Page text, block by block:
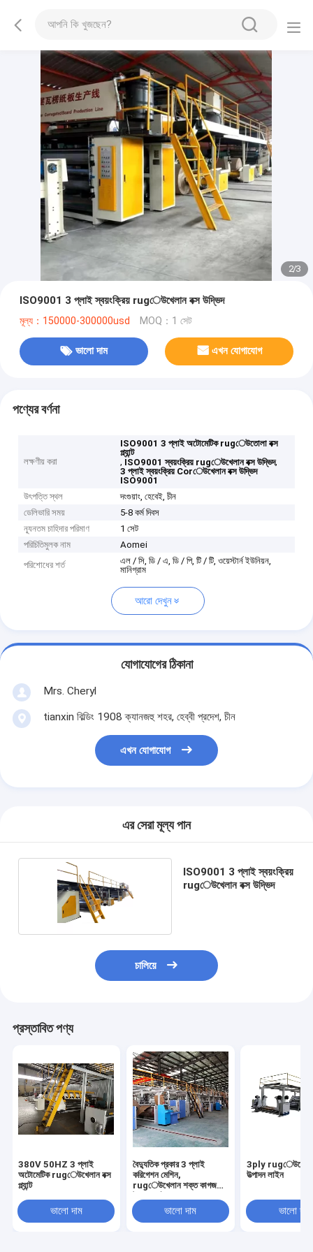
2/3
ISO9001 3 প্লাই স্বয়ংক্রিয় rugেউখেলান বক্স উদ্ভিদ
মূল্য：150000-300000usd MOQ：1 সেট
ভালো দাম এখন যোগাযোগ
পণ্যের বর্ণনা
লক্ষণীয় করা
ISO9001 3 প্লাই অটোমেটিক rugেউতোলা বক্স
প্ল্যান্ট
, ISO9001 স্বয়ংক্রিয় rugেউখেলান বক্স উদ্ভিদ,
3 প্লাই স্বয়ংক্রিয় Corেউখেলান বক্স উদ্ভিদ
ISO9001
উৎপত্তি স্থল
দংগুয়াং, হেবেই, চীন
ডেলিভারি সময়
5-8 কর্ম দিবস
ন্যূনতম চাহিদার পরিমাণ
1 সেট
পরিচিতিমুলক নাম
Aomei
পরিশোধের শর্ত
এল / সি, ডি / এ, ডি / পি, টি / টি, ওয়েস্টার্ন ইউনিয়ন,
মানিগ্রাম
আরো দেখুন
যোগাযোগের ঠিকানা
Mrs. Cheryl
tianxin বিল্ডিং 1908 ক্যানজহু শহর, হেব্বী প্রদেশ, চীন
এখন যোগাযোগ
এর সেরা মূল্য পান
ISO9001 3 প্লাই স্বয়ংক্রিয়
rugেউখেলান বক্স উদ্ভিদ
চালিয়ে
প্রস্তাবিত পণ্য
380V 50HZ 3 প্লাই
অটোমেটিক rugেউখেলান বক্স
প্ল্যান্ট
ভালো দাম
বৈদ্যুতিক প্রকার 3 প্লাই
করিগেশন মেশিন,
rugেউখেলান শক্ত কাগজ
ভালো দাম
3ply rugেউখেলান
উত্পাদন লাইন
ভালো দাম